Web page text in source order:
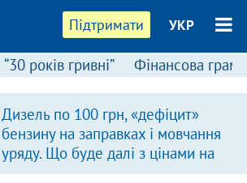
Підтримати УКР
“30 років гривні” Фінансова
Дизель по 100 грн, «дефіцит»
бензину на заправках і мовчання
уряду. Що буде далі з цінами на
пальне?